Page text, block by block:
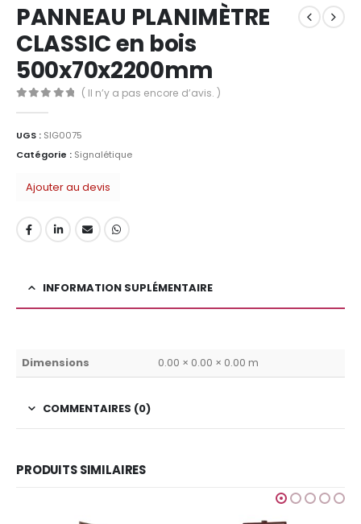
PANNEAU PLANIMÈTRE
CLASSIC en bois
500x70x2200mm
( Il n’y a pas encore d’avis. )
UGS : SIG0075
Catégorie : Signalétique
Ajouter au devis
INFORMATION SUPLÉMENTAIRE
Dimensions 0.00 × 0.00 × 0.00 m
COMMENTAIRES (0)
PRODUITS SIMILAIRES